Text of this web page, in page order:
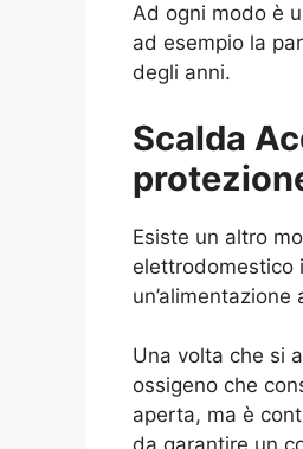
Ad ogni modo è
ad esempio la
degli anni.
Scalda
Esiste un altro
elettrodomestico
Una volta che si
ossigeno che
aperta, ma è